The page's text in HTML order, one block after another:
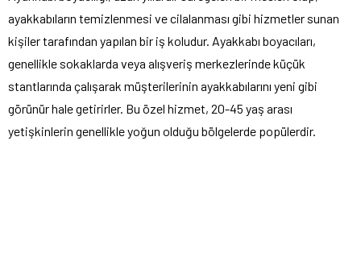
ayakkabıların temizlenmesi ve cilalanması gibi hizmetler sunan
kişiler tarafından yapılan bir iş koludur. Ayakkabı boyacıları,
genellikle sokaklarda veya alışveriş merkezlerinde küçük
stantlarında çalışarak müşterilerinin ayakkabılarını yeni gibi
görünür hale getirirler. Bu özel hizmet, 20-45 yaş arası
yetişkinlerin genellikle yoğun olduğu bölgelerde popülerdir.